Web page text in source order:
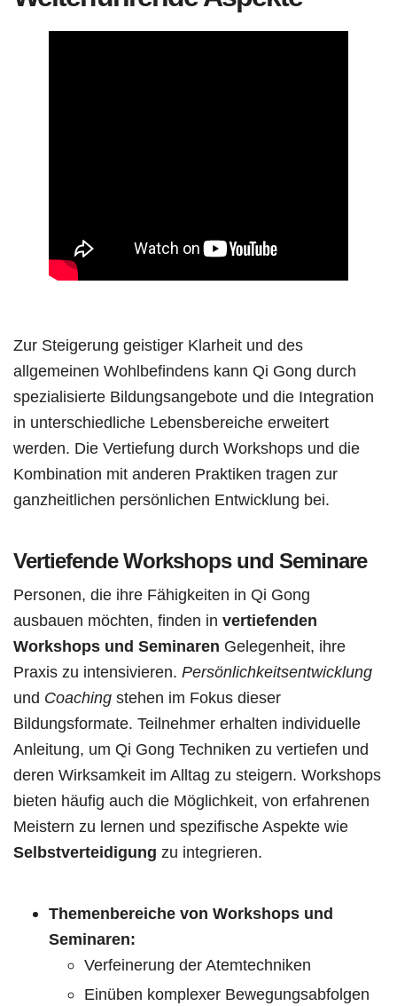
Zur Steigerung geistiger Klarheit und des
allgemeinen Wohlbefindens kann Qi Gong durch
spezialisierte Bildungsangebote und die Integration
in unterschiedliche Lebensbereiche erweitert
werden. Die Vertiefung durch Workshops und die
Kombination mit anderen Praktiken tragen zur
ganzheitlichen persönlichen Entwicklung bei.
Vertiefende Workshops und Seminare
Personen, die ihre Fähigkeiten in Qi Gong
ausbauen möchten, finden in vertiefenden
Workshops und Seminaren Gelegenheit, ihre
Praxis zu intensivieren. Persönlichkeitsentwicklung
und Coaching stehen im Fokus dieser
Bildungsformate. Teilnehmer erhalten individuelle
Anleitung, um Qi Gong Techniken zu vertiefen und
deren Wirksamkeit im Alltag zu steigern. Workshops
bieten häufig auch die Möglichkeit, von erfahrenen
Meistern zu lernen und spezifische Aspekte wie
Selbstverteidigung zu integrieren.
Themenbereiche von Workshops und
Seminaren:
Verfeinerung der Atemtechniken
Einüben komplexer Bewegungsabfolgen